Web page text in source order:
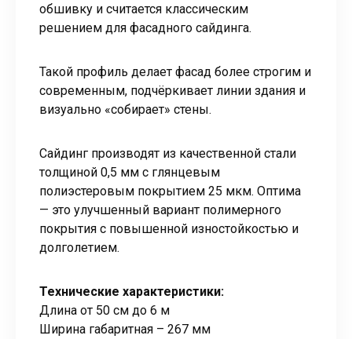
обшивку и считается классическим
решением для фасадного сайдинга.
Такой профиль делает фасад более строгим и
современным, подчёркивает линии здания и
визуально «собирает» стены.
Сайдинг производят из качественной стали
толщиной 0,5 мм с глянцевым
полиэстеровым покрытием 25 мкм. Оптима
— это улучшенный вариант полимерного
покрытия с повышенной изностойкостью и
долголетием.
Технические характеристики:
Длина от 50 см до 6 м
Ширина габаритная – 267 мм